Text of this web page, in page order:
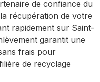
de confiance du
récupération de votre
rapidement sur Saint-
garantit une
frais pour
de recyclage